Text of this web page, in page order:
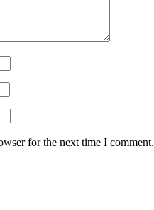
for the next time I comment.